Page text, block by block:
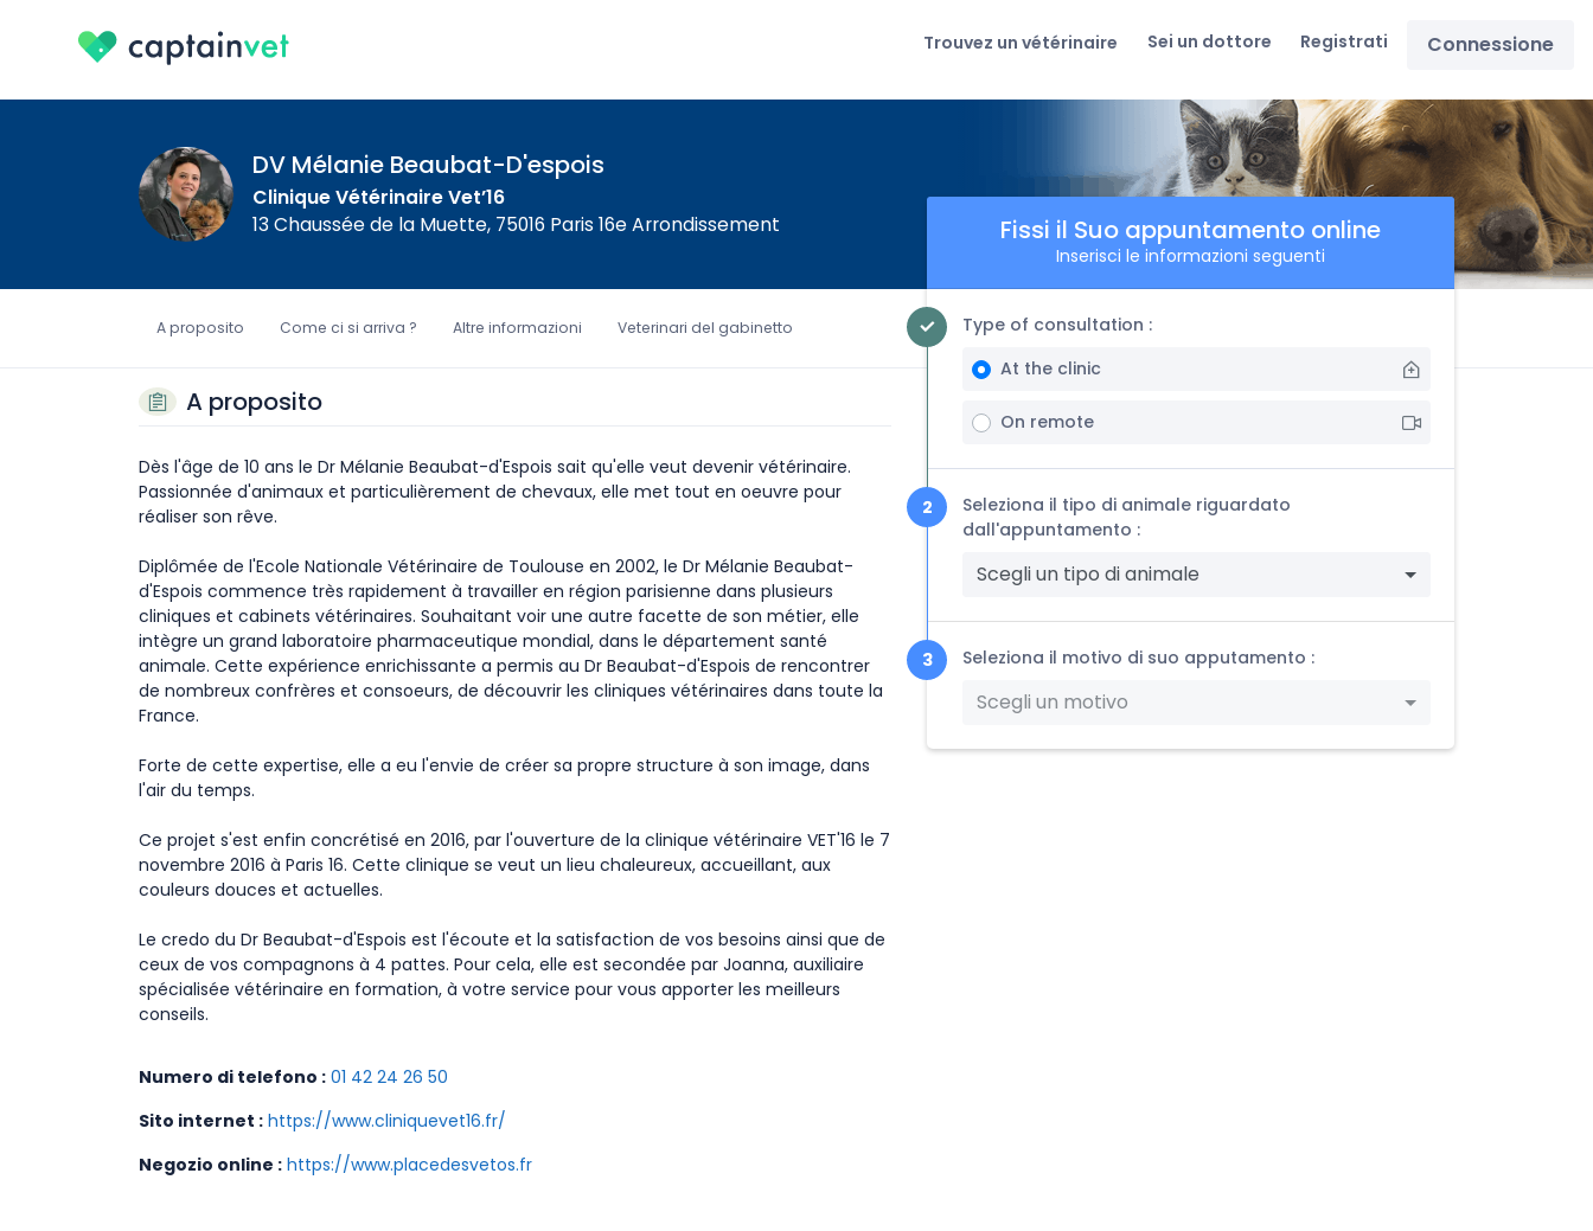
Trouvez un vétérinaire Sei un dottore Registrati Connessione
DV Mélanie Beaubat-D'espois
Clinique Vétérinaire Vet’16
13 Chaussée de la Muette, 75016 Paris 16e Arrondissement
A proposito Come ci si arriva ? Altre informazioni Veterinari del gabinetto
A proposito
Dès l'âge de 10 ans le Dr Mélanie Beaubat-d'Espois sait qu'elle veut devenir vétérinaire.
Passionnée d'animaux et particulièrement de chevaux, elle met tout en oeuvre pour
réaliser son rêve.
Diplômée de l'Ecole Nationale Vétérinaire de Toulouse en 2002, le Dr Mélanie Beaubat-
d'Espois commence très rapidement à travailler en région parisienne dans plusieurs
cliniques et cabinets vétérinaires. Souhaitant voir une autre facette de son métier, elle
intègre un grand laboratoire pharmaceutique mondial, dans le département santé
animale. Cette expérience enrichissante a permis au Dr Beaubat-d'Espois de rencontrer
de nombreux confrères et consoeurs, de découvrir les cliniques vétérinaires dans toute la
France.
Forte de cette expertise, elle a eu l'envie de créer sa propre structure à son image, dans
l'air du temps.
​Ce projet s'est enfin concrétisé en 2016, par l'ouverture de la clinique vétérinaire VET'16 le 7
novembre 2016 à Paris 16. Cette clinique se veut un lieu chaleureux, accueillant, aux
couleurs douces et actuelles.
Le credo du Dr Beaubat-d'Espois est l'écoute et la satisfaction de vos besoins ainsi que de
ceux de vos compagnons à 4 pattes. Pour cela, elle est secondée par Joanna, auxiliaire
spécialisée vétérinaire en formation, à votre service pour vous apporter les meilleurs
conseils.
Numero di telefono : 01 42 24 26 50
Sito internet : https://www.cliniquevet16.fr/
Negozio online : https://www.placedesvetos.fr
Fissi il Suo appuntamento online
Inserisci le informazioni seguenti
Type of consultation :
At the clinic
On remote
Seleziona il tipo di animale riguardato
dall'appuntamento :
Scegli un tipo di animale
Seleziona il motivo di suo apputamento :
Scegli un motivo